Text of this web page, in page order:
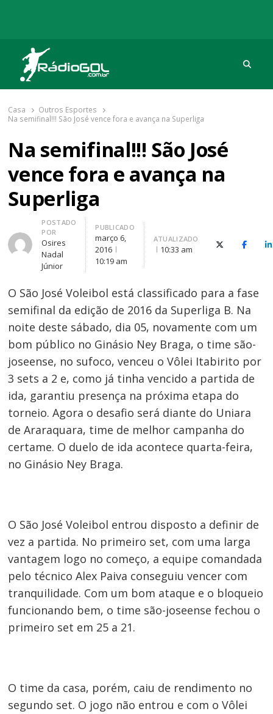
Rádio Gol
Há mais de 20 anos com as melhores coberturas
Casa
Outros Esportes
Na semifinal!!! São José vence fora e avança na Superliga
Na semifinal!!! São José
vence fora e avança na
Superliga
Autor
POSTADO
POR
Osires
Nadal
Júnior
PUBLICADO
março 6,
2016
10:19 am
ATUALIZADO
10:33 am X (Twitter)
O São José Voleibol está classificado para a fase
semifinal da edição de 2016 da Superliga B. Na
noite deste sábado, dia 05, novamente com um
bom público no Ginásio Ney Braga, o time são-
joseense, no sufoco, venceu o Vôlei Itabirito por
3 sets a 2 e, como já tinha vencido a partida de
ida, garantiu presença na próxima etapa do
torneio. Agora o desafio será diante do Uniara
de Araraquara, time de melhor campanha do
certame. O duelo de ida acontece quarta-feira,
no Ginásio Ney Braga.
O São José Voleibol entrou disposto a definir de
vez a partida. No primeiro set, com uma larga
vantagem logo no começo, a equipe comandada
pelo técnico Alex Paiva conseguiu vencer com
tranquilidade. Com um bom ataque e o bloqueio
funcionando bem, o time são-joseense fechou o
primeiro set em 25 a 21.
O time da casa, porém, caiu de rendimento no
segundo set. O jogo não entrou e com o Vôlei
Post